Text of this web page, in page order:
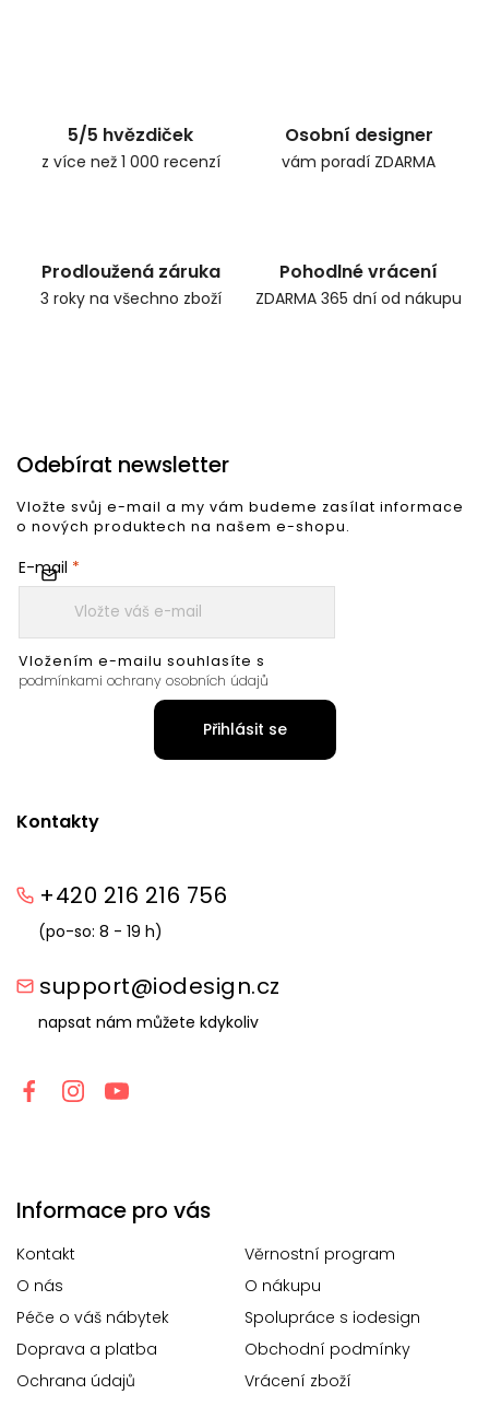
5/5 hvězdiček
z více než 1 000 recenzí
Osobní designer
vám poradí ZDARMA
Prodloužená záruka
3 roky na všechno zboží
Pohodlné vrácení
ZDARMA 365 dní od nákupu
Kontakty
+420 216 216 756
(po-so: 8 - 19 h)
support@iodesign.cz
napsat nám můžete kdykoliv
Informace pro vás
Kontakt
Věrnostní program
O nás
O nákupu
Péče o váš nábytek
Spolupráce s iodesign
Doprava a platba
Obchodní podmínky
Ochrana údajů
Vrácení zboží
Odebírat newsletter
Vložte svůj e-mail a my vám budeme zasílat informace
o nových produktech na našem e-shopu.
E-mail
Vložením e-mailu souhlasíte s
podmínkami ochrany osobních údajů
Přihlásit se